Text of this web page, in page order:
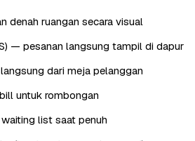
denah ruangan secara visual
— pesanan langsung tampil di dapur
dari meja pelanggan
untuk rombongan
list saat penuh